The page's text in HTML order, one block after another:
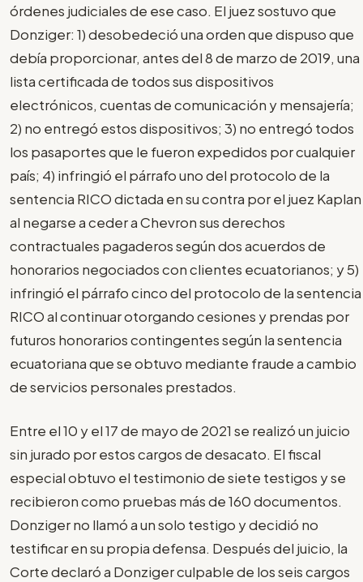
órdenes judiciales de ese caso. El juez sostuvo que
Donziger: 1) desobedeció una orden que dispuso que
debía proporcionar, antes del 8 de marzo de 2019, una
lista certificada de todos sus dispositivos
electrónicos, cuentas de comunicación y mensajería;
2) no entregó estos dispositivos; 3) no entregó todos
los pasaportes que le fueron expedidos por cualquier
país; 4) infringió el párrafo uno del protocolo de la
sentencia RICO dictada en su contra por el juez Kaplan
al negarse a ceder a Chevron sus derechos
contractuales pagaderos según dos acuerdos de
honorarios negociados con clientes ecuatorianos; y 5)
infringió el párrafo cinco del protocolo de la sentencia
RICO al continuar otorgando cesiones y prendas por
futuros honorarios contingentes según la sentencia
ecuatoriana que se obtuvo mediante fraude a cambio
de servicios personales prestados.
Entre el 10 y el 17 de mayo de 2021 se realizó un juicio
sin jurado por estos cargos de desacato. El fiscal
especial obtuvo el testimonio de siete testigos y se
recibieron como pruebas más de 160 documentos.
Donziger no llamó a un solo testigo y decidió no
testificar en su propia defensa. Después del juicio, la
Corte declaró a Donziger culpable de los seis cargos